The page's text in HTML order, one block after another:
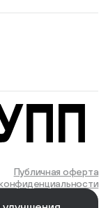
Публичная оферта
Войти